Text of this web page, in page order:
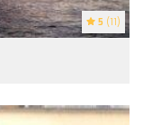
5 (11)